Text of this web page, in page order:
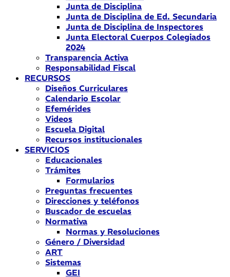
Junta de Disciplina
Junta de Disciplina de Ed. Secundaria
Junta de Disciplina de Inspectores
Junta Electoral Cuerpos Colegiados
2024
Transparencia Activa
Responsabilidad Fiscal
RECURSOS
Diseños Curriculares
Calendario Escolar
Efemérides
Videos
Escuela Digital
Recursos institucionales
SERVICIOS
Educacionales
Trámites
Formularios
Preguntas frecuentes
Direcciones y teléfonos
Buscador de escuelas
Normativa
Normas y Resoluciones
Género / Diversidad
ART
Sistemas
GEI